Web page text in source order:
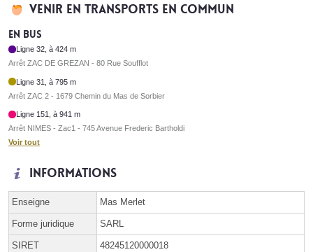
Venir en transports en commun
En bus
Ligne 32, à 424 m
Arrêt ZAC DE GREZAN - 80 Rue Soufflot
Ligne 31, à 795 m
Arrêt ZAC 2 - 1679 Chemin du Mas de Sorbier
Ligne 151, à 941 m
Arrêt NIMES - Zac1 - 745 Avenue Frederic Bartholdi
Voir tout
Informations
Enseigne Mas Merlet
Forme juridique SARL
SIRET 48245120000018